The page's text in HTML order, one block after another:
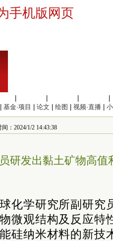
手机版网页
基金·项目 论文 绘图 视频·直播
：2024/1/2 14:43:38
研发出黏土矿物高值
化学研究所副研究
微观结构及反应特
硅纳米材料的新技